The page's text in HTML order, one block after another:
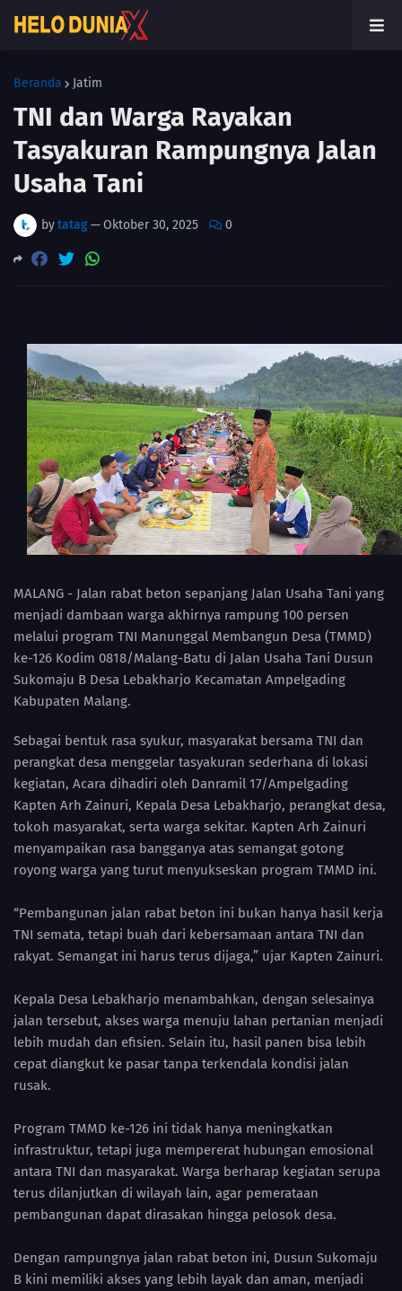
Beranda Jatim
TNI dan Warga Rayakan
Tasyakuran Rampungnya Jalan
Usaha Tani
bytatag—Oktober 30, 2025 0
MALANG - Jalan rabat beton sepanjang Jalan Usaha Tani yang
menjadi dambaan warga akhirnya rampung 100 persen
melalui program TNI Manunggal Membangun Desa (TMMD)
ke-126 Kodim 0818/Malang-Batu di Jalan Usaha Tani Dusun
Sukomaju B Desa Lebakharjo Kecamatan Ampelgading
Kabupaten Malang.
Sebagai bentuk rasa syukur, masyarakat bersama TNI dan
perangkat desa menggelar tasyakuran sederhana di lokasi
kegiatan, Acara dihadiri oleh Danramil 17/Ampelgading
Kapten Arh Zainuri, Kepala Desa Lebakharjo, perangkat desa,
tokoh masyarakat, serta warga sekitar. Kapten Arh Zainuri
menyampaikan rasa bangganya atas semangat gotong
royong warga yang turut menyukseskan program TMMD ini.
“Pembangunan jalan rabat beton ini bukan hanya hasil kerja
TNI semata, tetapi buah dari kebersamaan antara TNI dan
rakyat. Semangat ini harus terus dijaga,” ujar Kapten Zainuri.
Kepala Desa Lebakharjo menambahkan, dengan selesainya
jalan tersebut, akses warga menuju lahan pertanian menjadi
lebih mudah dan efisien. Selain itu, hasil panen bisa lebih
cepat diangkut ke pasar tanpa terkendala kondisi jalan
rusak.
Program TMMD ke-126 ini tidak hanya meningkatkan
infrastruktur, tetapi juga mempererat hubungan emosional
antara TNI dan masyarakat. Warga berharap kegiatan serupa
terus dilanjutkan di wilayah lain, agar pemerataan
pembangunan dapat dirasakan hingga pelosok desa.
Dengan rampungnya jalan rabat beton ini, Dusun Sukomaju
B kini memiliki akses yang lebih layak dan aman, menjadi